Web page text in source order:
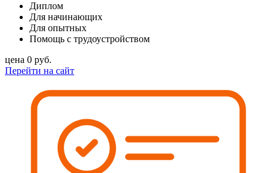
Диплом
Для начинающих
Для опытных
Помощь с трудоустройством
цена 0 руб.
Перейти на сайт